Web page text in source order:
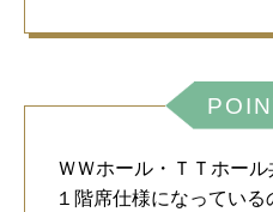
ＷＷホール・ＴＴホー
１階席仕様になっている